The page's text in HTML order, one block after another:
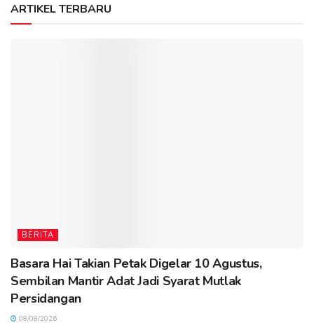
ARTIKEL TERBARU
BERITA
Basara Hai Takian Petak Digelar 10 Agustus,
Sembilan Mantir Adat Jadi Syarat Mutlak
Persidangan
08/08/2026